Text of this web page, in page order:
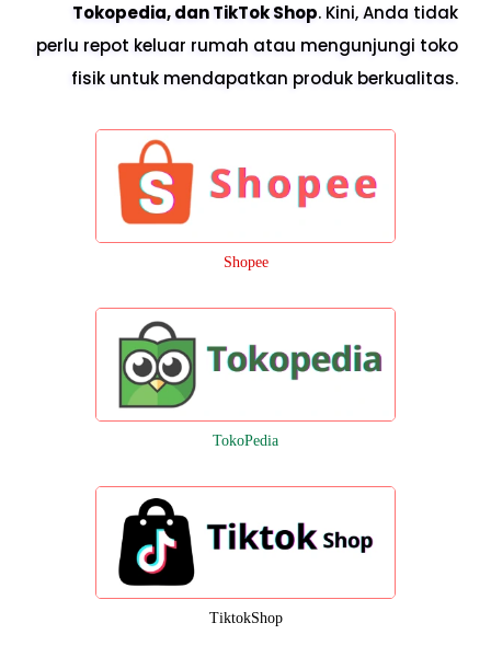
Tokopedia, dan TikTok Shop. Kini, Anda tidak
perlu repot keluar rumah atau mengunjungi toko
fisik untuk mendapatkan produk berkualitas.
Shopee
TokoPedia
TiktokShop